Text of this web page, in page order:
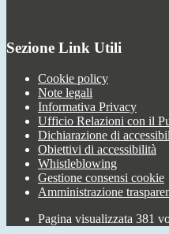
Sezione Link Utili
Cookie policy
Note legali
Informativa Privacy
Ufficio Relazioni con il
Dichiarazione di
Obiettivi di accessibilità
Whistleblowing
Gestione consensi cookie
Amministrazione
Pagina visualizzata 381